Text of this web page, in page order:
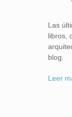
Las
libros,
blog.
Leer